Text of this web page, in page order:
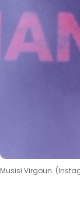
Musisi Virgoun.